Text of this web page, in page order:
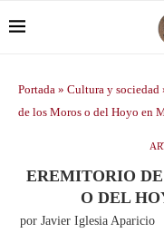
Portada » Cultura y sociedad
de los Moros o del Hoyo en
EREMITORIO
O DEL
por Javier Iglesia Aparicio